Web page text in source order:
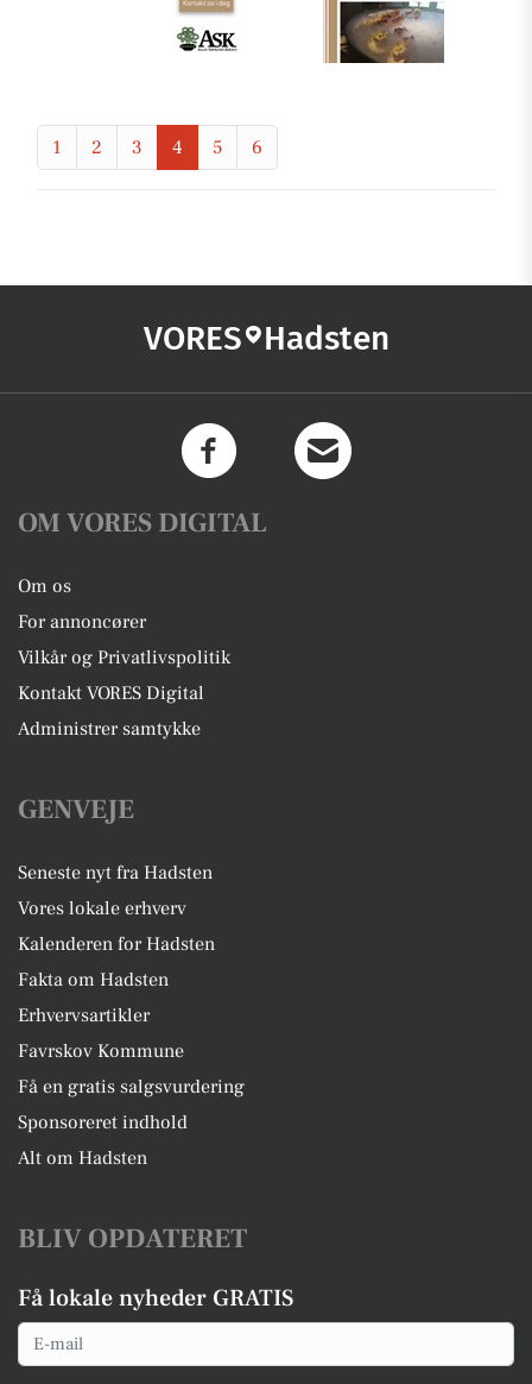
1 2 3 4 5 6
VORES Hadsten
OM VORES DIGITAL
Om os
For annoncører
Vilkår og Privatlivspolitik
Kontakt VORES Digital
Administrer samtykke
GENVEJE
Seneste nyt fra Hadsten
Vores lokale erhverv
Kalenderen for Hadsten
Fakta om Hadsten
Erhvervsartikler
Favrskov Kommune
Få en gratis salgsvurdering
Sponsoreret indhold
Alt om Hadsten
BLIV OPDATERET
Få lokale nyheder GRATIS
Email